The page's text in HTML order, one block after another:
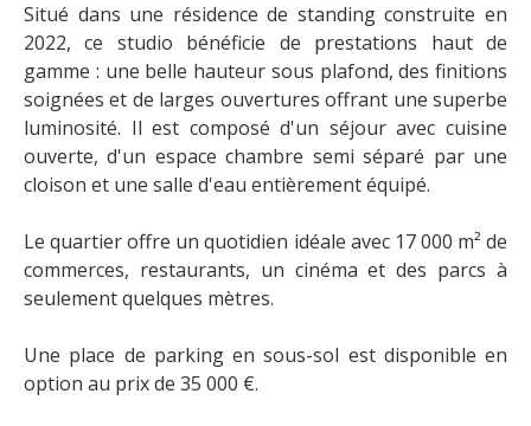
Situé dans une résidence de standing construite en
2022, ce studio bénéficie de prestations haut de
gamme : une belle hauteur sous plafond, des finitions
soignées et de larges ouvertures offrant une superbe
luminosité. Il est composé d'un séjour avec cuisine
ouverte, d'un espace chambre semi séparé par une
cloison et une salle d'eau entièrement équipé.
Le quartier offre un quotidien idéale avec 17 000 m² de
commerces, restaurants, un cinéma et des parcs à
seulement quelques mètres.
Une place de parking en sous-sol est disponible en
option au prix de 35 000 €.